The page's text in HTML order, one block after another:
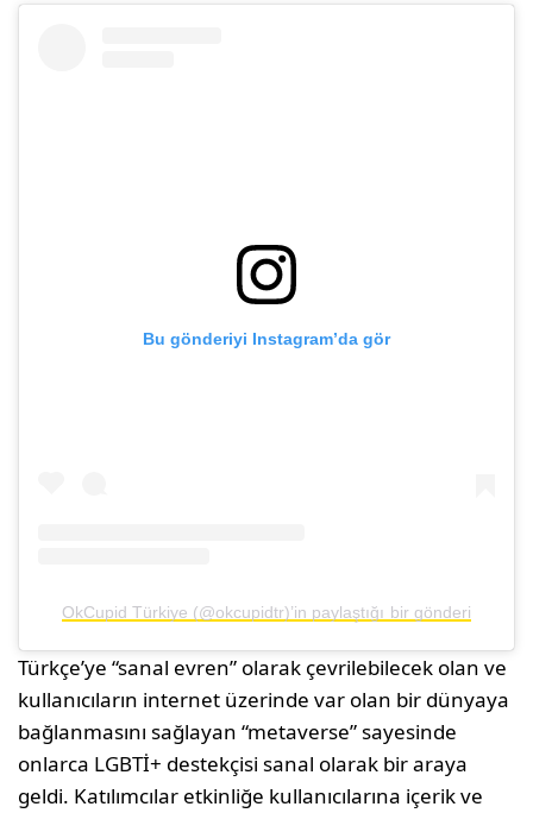
Bu gönderiyi Instagram’da gör
OkCupid Türkiye (@okcupidtr)’in paylaştığı bir gönderi
Türkçe’ye “sanal evren” olarak çevrilebilecek olan ve
kullanıcıların internet üzerinde var olan bir dünyaya
bağlanmasını sağlayan “metaverse” sayesinde
onlarca LGBTİ+ destekçisi sanal olarak bir araya
geldi. Katılımcılar etkinliğe kullanıcılarına içerik ve